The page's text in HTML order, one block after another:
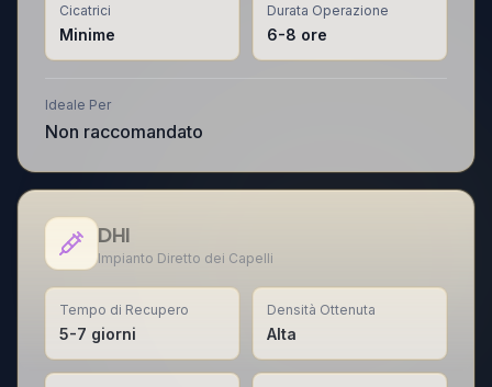
Cicatrici
Minime
Durata Operazione
6-8 ore
Ideale Per
Non raccomandato
DHI
Impianto Diretto dei Capelli
Tempo di Recupero
5-7 giorni
Densità Ottenuta
Alta